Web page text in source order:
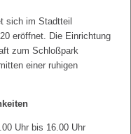
sich im Stadtteil
eröffnet. Die Einrichtung
zum Schloßpark
einer ruhigen
Uhr bis 16.00 Uhr